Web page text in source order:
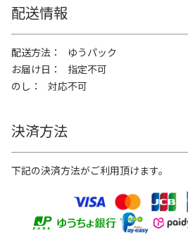
配送情報
配送方法
ゆうパック
お届け日
指定不可
のし
対応不可
決済方法
下記の決済方法がご利用頂けます。